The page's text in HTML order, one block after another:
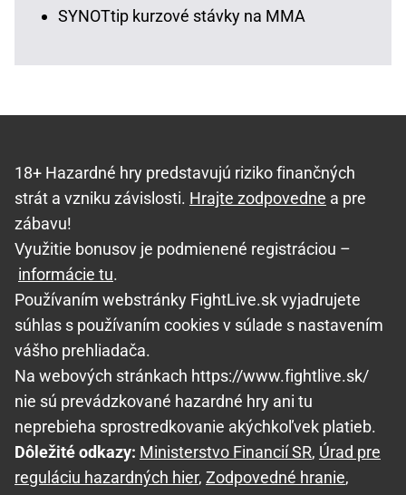
SYNOTtip kurzové stávky na MMA
18+ Hazardné hry predstavujú riziko finančných
strát a vzniku závislosti. Hrajte zodpovedne a pre
zábavu!
Využitie bonusov je podmienené registráciou –
informácie tu.
Používaním webstránky FightLive.sk vyjadrujete
súhlas s používaním cookies v súlade s nastavením
vášho prehliadača.
Na webových stránkach https://www.fightlive.sk/
nie sú prevádzkované hazardné hry ani tu
neprebieha sprostredkovanie akýchkoľvek platieb.
Dôležité odkazy: Ministerstvo Financií SR, Úrad pre
reguláciu hazardných hier, Zodpovedné hranie,